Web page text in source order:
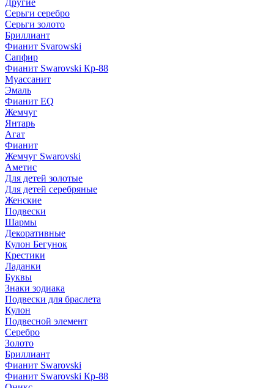
Другие
Серьги серебро
Серьги золото
Бриллиант
Фианит Svarowski
Сапфир
Фианит Swarovski Кр-88
Муассанит
Эмаль
Фианит EQ
Жемчуг
Янтарь
Агат
Фианит
Жемчуг Swarovski
Аметис
Для детей золотые
Для детей серебряные
Женские
Подвески
Шармы
Декоративные
Кулон Бегунок
Крестики
Ладанки
Буквы
Знаки зодиака
Подвески для браслета
Кулон
Подвесной элемент
Серебро
Золото
Бриллиант
Фианит Swarovski
Фианит Swarovski Кр-88